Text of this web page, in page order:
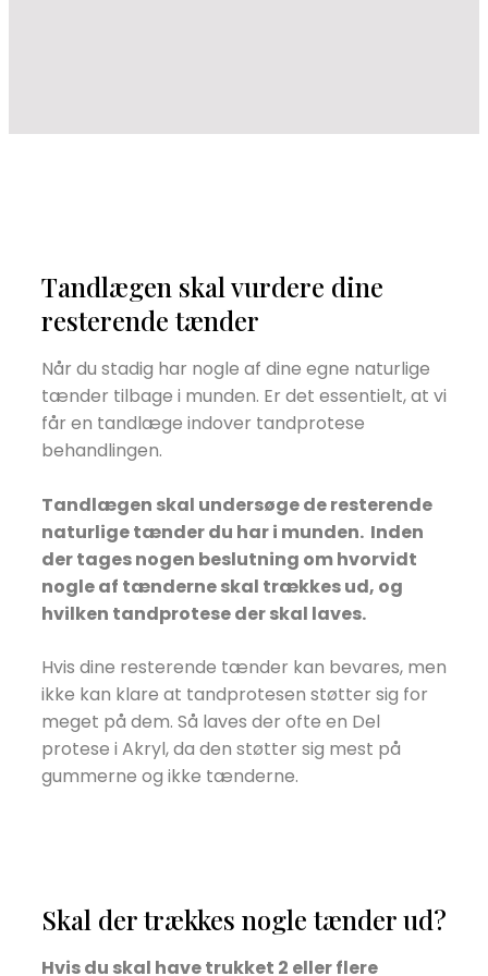
Tandlægen skal vurdere dine
resterende tænder
Når du stadig har nogle af dine egne naturlige
tænder tilbage i munden. Er det essentielt, at vi
får en tandlæge indover tandprotese
behandlingen.
Tandlægen skal undersøge de resterende
naturlige tænder du har i munden. Inden
der tages nogen beslutning om hvorvidt
nogle af tænderne skal trækkes ud, og
hvilken tandprotese der skal laves.
Hvis dine resterende tænder kan bevares, men
ikke kan klare at tandprotesen støtter sig for
meget på dem. Så laves der ofte en Del
protese i Akryl, da den støtter sig mest på
gummerne og ikke tænderne.
Skal der trækkes nogle tænder ud?
Hvis du skal have trukket 2 eller flere